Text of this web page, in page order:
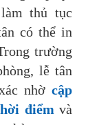
thủ tục
có thể in
trường
lễ tân
nhờ cập
điểm và